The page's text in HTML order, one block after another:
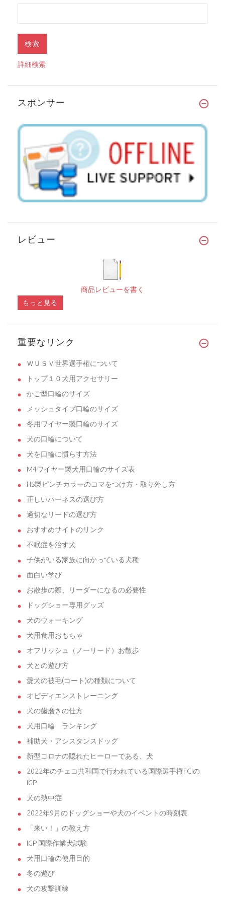
詳細検索
スポンサー
レビュー
商品レビューを書く
もっと見る
重要なリンク
ＷＵＳＶ世界選手権について
トップ１０犬用アクセサリー
かご型口輪のサイズ
メッシュタイプ口輪のサイズ
冬用ワイヤー製口輪のサイズ
犬の口輪について
犬を口輪に慣らす方法
M4ワイヤー製犬用口輪のサイズ表
HS製ピンチカラーのコマをつけ方・取り外し方
正しいハーネスの選び方
適切なリードの選び方
おすすめサイトのリンク
不眠症を治す犬
子供がいる家族に向かっている犬種
面白い学び
お散歩の際、リーダーになるの必要性
ドッグショー専用グッズ
犬のウォーキング
犬用食用おもちゃ
オフリッシュ（ノーリード）お散歩
犬との遊び方
愛犬の被毛(コート)の種類について
オビディエンストレーニング
犬の歯磨きの仕方
犬用口輪 ランキング
補助犬・アシスタンスドッグ
新型コロナの隠れたヒーローである、犬
2022年のチェコ共和国で行われている国際選手権FCIの
IGP
犬の熱中症
2022年9月のドッグショーや犬のイベントの時刻表
「来い！」の教え方
IGP 国際作業犬試験
犬用口輪の使用目的
冬の遊び
犬の攻撃訓練